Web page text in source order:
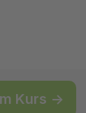
Kurs →